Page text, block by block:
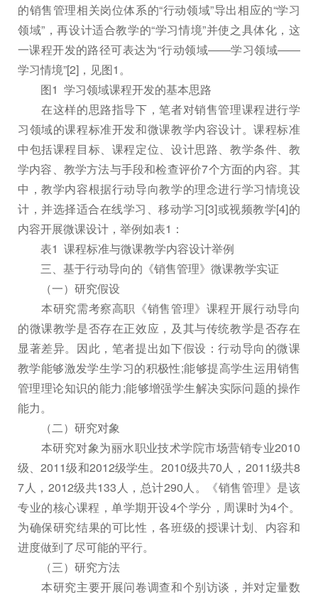
的销售管理相关岗位体系的“行动领域”导出相应的“学习
领域”，再设计适合教学的“学习情境”并使之具体化，这
一课程开发的路径可表达为“行动领域――学习领域――
学习情境”[2]，见图1。
图1 学习领域课程开发的基本思路
在这样的思路指导下，笔者对销售管理课程进行学
习领域的课程标准开发和微课教学内容设计。课程标准
中包括课程目标、课程定位、设计思路、教学条件、教
学内容、教学方法与手段和检查评价7个方面的内容。其
中，教学内容根据行动导向教学的理念进行学习情境设
计，并选择适合在线学习、移动学习[3]或视频教学[4]的
内容开展微课设计，举例如表1：
表1 课程标准与微课教学内容设计举例
三、基于行动导向的《销售管理》微课教学实证
（一）研究假设
本研究需考察高职《销售管理》课程开展行动导向
的微课教学是否存在正效应，及其与传统教学是否存在
显著差异。因此，笔者提出如下假设：行动导向的微课
教学能够激发学生学习的积极性;能够提高学生运用销售
管理理论知识的能力;能够增强学生解决实际问题的操作
能力。
（二）研究对象
本研究对象为丽水职业技术学院市场营销专业2010
级、2011级和2012级学生。2010级共70人，2011级共8
7人，2012级共133人，总计290人。《销售管理》是该
专业的核心课程，单学期开设4个学分，周课时为4个。
为确保研究结果的可比性，各班级的授课计划、内容和
进度做到了尽可能的平行。
（三）研究方法
本研究主要开展问卷调查和个别访谈，并对定量数